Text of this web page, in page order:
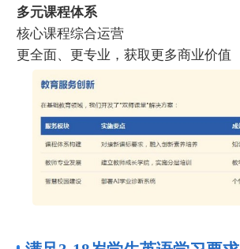
多元课程体系
核心课程综合运营
更全面、更专业，获取更多商业价值